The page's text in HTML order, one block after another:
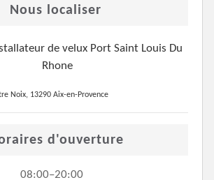
Nous localiser
de velux Port Saint Louis Du
Rhone
Noix, 13290 Aix-en-Provence
d'ouverture
08:00–20:00